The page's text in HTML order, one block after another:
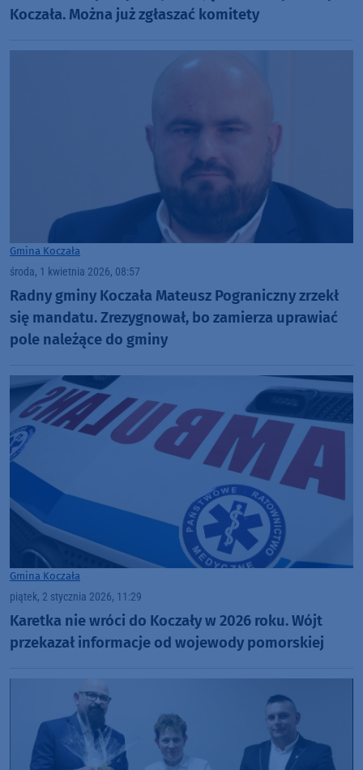
Koczała. Można już zgłaszać komitety
Gmina Koczała
środa, 1 kwietnia 2026, 08:57
Radny gminy Koczała Mateusz Pograniczny zrzekł
się mandatu. Zrezygnował, bo zamierza uprawiać
pole należące do gminy
Gmina Koczała
piątek, 2 stycznia 2026, 11:29
Karetka nie wróci do Koczały w 2026 roku. Wójt
przekazał informacje od wojewody pomorskiej